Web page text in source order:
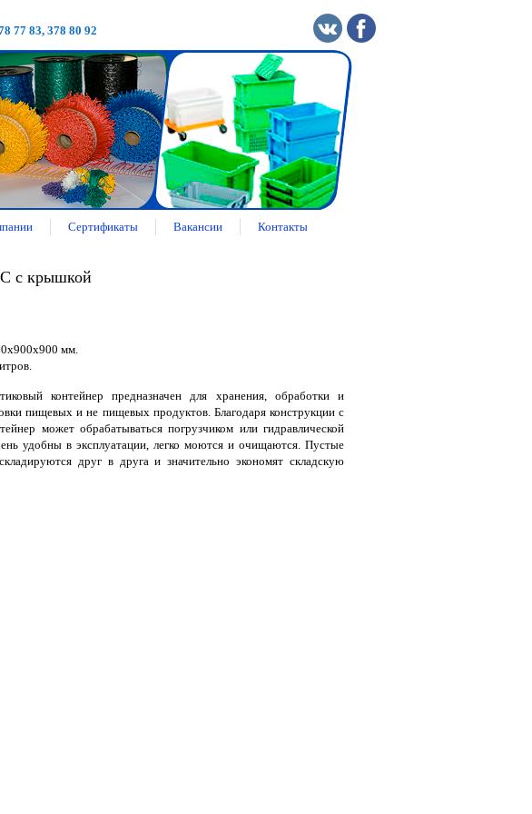
77 83, 378 80 92
Сертификаты Вакансии Контакты
с крышкой
мм.
контейнер предназначен для хранения, обработки и
пищевых и не пищевых продуктов. Благодаря конструкции с
может обрабатываться погрузчиком или гидравлической
удобны в эксплуатации, легко моются и очищаются. Пустые
друг в друга и значительно экономят складскую